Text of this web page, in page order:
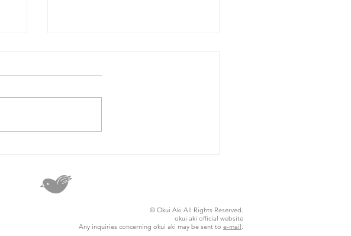
© Okui Aki All Rights Reserved.
okui aki official website
Any inquiries concerning okui aki may be sent to e-mail.